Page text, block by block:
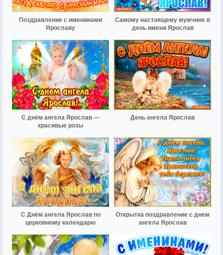
Поздравление с именинами
Ярославу
Самому настоящему мужчине в
день имени Ярослав
С днём ангела Ярослав —
красивые розы
День ангела Ярослав
С Днём ангела Ярослав по
церковному календарю
Открытка поздравление с днем
ангела Ярослав